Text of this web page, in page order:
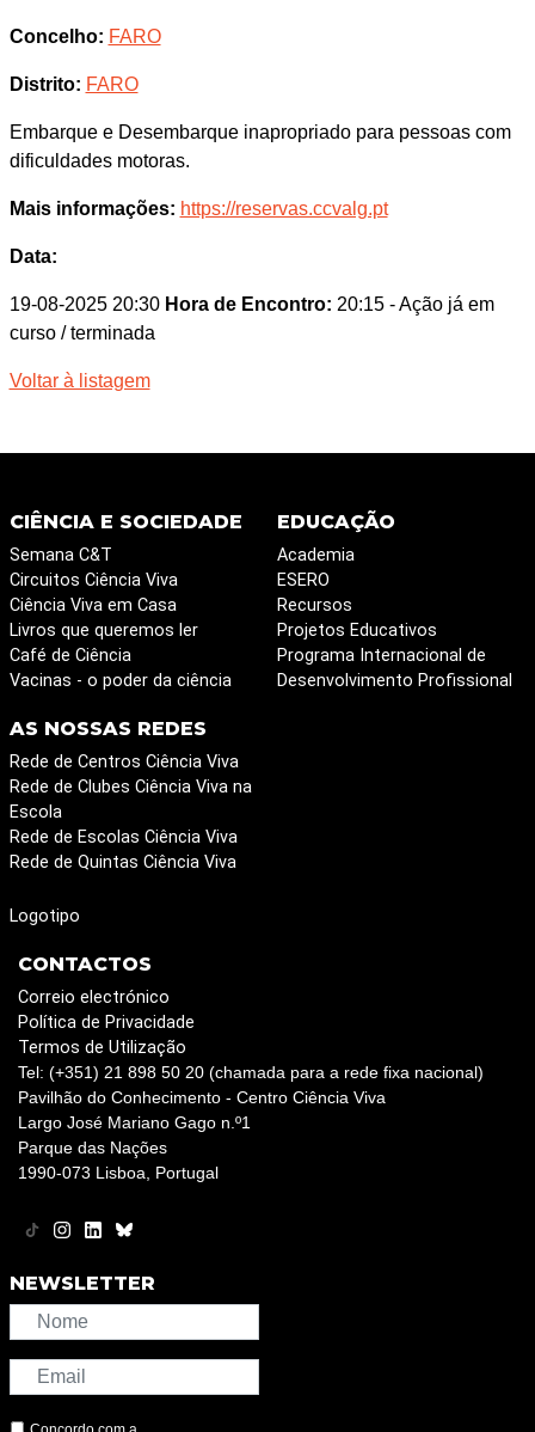
Concelho: FARO
Distrito: FARO
Embarque e Desembarque inapropriado para pessoas com
dificuldades motoras.
Mais informações: https://reservas.ccvalg.pt
Data:
19-08-2025 20:30 Hora de Encontro: 20:15 - Ação já em
curso / terminada
Voltar à listagem
CIÊNCIA E SOCIEDADE
Semana C&T
Circuitos Ciência Viva
Ciência Viva em Casa
Livros que queremos ler
Café de Ciência
Vacinas - o poder da ciência
EDUCAÇÃO
Academia
ESERO
Recursos
Projetos Educativos
Programa Internacional de
Desenvolvimento Profissional
AS NOSSAS REDES
Rede de Centros Ciência Viva
Rede de Clubes Ciência Viva na
Escola
Rede de Escolas Ciência Viva
Rede de Quintas Ciência Viva
Logotipo
CONTACTOS
Correio electrónico
Política de Privacidade
Termos de Utilização
Tel: (+351) 21 898 50 20 (chamada para a rede fixa nacional)
Pavilhão do Conhecimento - Centro Ciência Viva
Largo José Mariano Gago n.º1
Parque das Nações
1990-073 Lisboa, Portugal
NEWSLETTER